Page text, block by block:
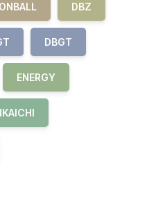
DBZ
DBGT
ENERGY